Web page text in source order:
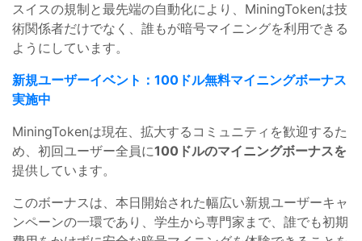
スイスの規制と最先端の自動化により、MiningTokenは技
術関係者だけでなく、誰もが暗号マイニングを利用できる
ようにしています。
新規ユーザーイベント：100ドル無料マイニングボーナス
実施中
MiningTokenは現在、拡大するコミュニティを歓迎するた
め、初回ユーザー全員に100ドルのマイニングボーナスを
提供しています。
このボーナスは、本日開始された幅広い新規ユーザーキャ
ンペーンの一環であり、学生から専門家まで、誰でも初期